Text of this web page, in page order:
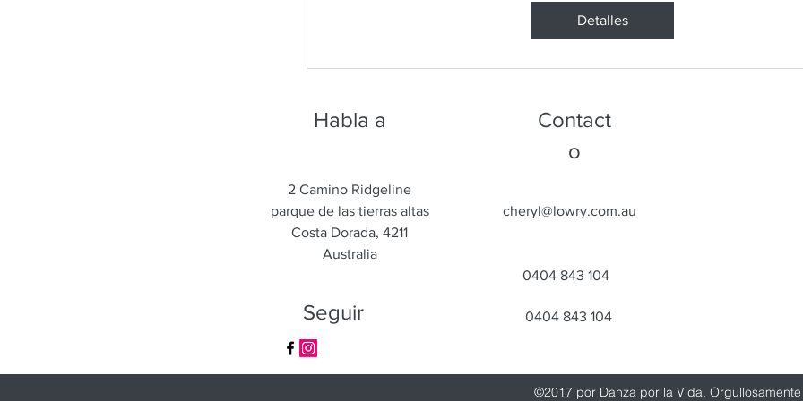
Detalles
Habla a
2 Camino Ridgeline
parque de las tierras altas
Costa Dorada, 4211
Australia
Contact
o
cheryl@lowry.com.au
0404 843 104
Seguir 0404 843 104
©2017 por Danza por la Vida.